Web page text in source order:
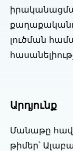
լուծման
Արդյունք
Մանաթը
թիմեր՝